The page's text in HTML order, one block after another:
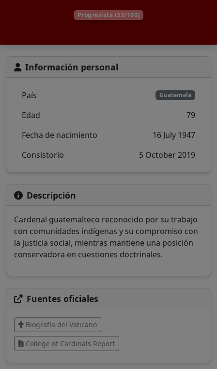
Progresista (33/100)
Información personal
País Guatemala
Edad
79
Fecha de nacimiento
16 July 1947
Consistorio
5 October 2019
Descripción
Cardenal guatemalteco reconocido por su trabajo
con comunidades indígenas y su compromiso con
la justicia social, mientras mantiene una posición
conservadora en cuestiones doctrinales.
Fuentes oficiales
Biografía del Vaticano
College of Cardinals Report